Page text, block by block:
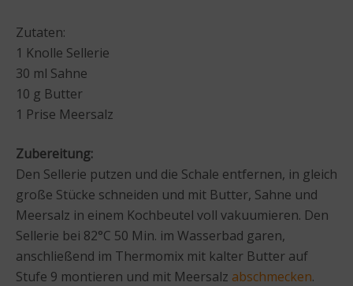
Zutaten:
1 Knolle Sellerie
30 ml Sahne
10 g Butter
1 Prise Meersalz
Zubereitung:
Den Sellerie putzen und die Schale entfernen, in gleich
große Stücke schneiden und mit Butter, Sahne und
Meersalz in einem Kochbeutel voll vakuumieren. Den
Sellerie bei 82°C 50 Min. im Wasserbad garen,
anschließend im Thermomix mit kalter Butter auf
Stufe 9 montieren und mit Meersalz abschmecken.